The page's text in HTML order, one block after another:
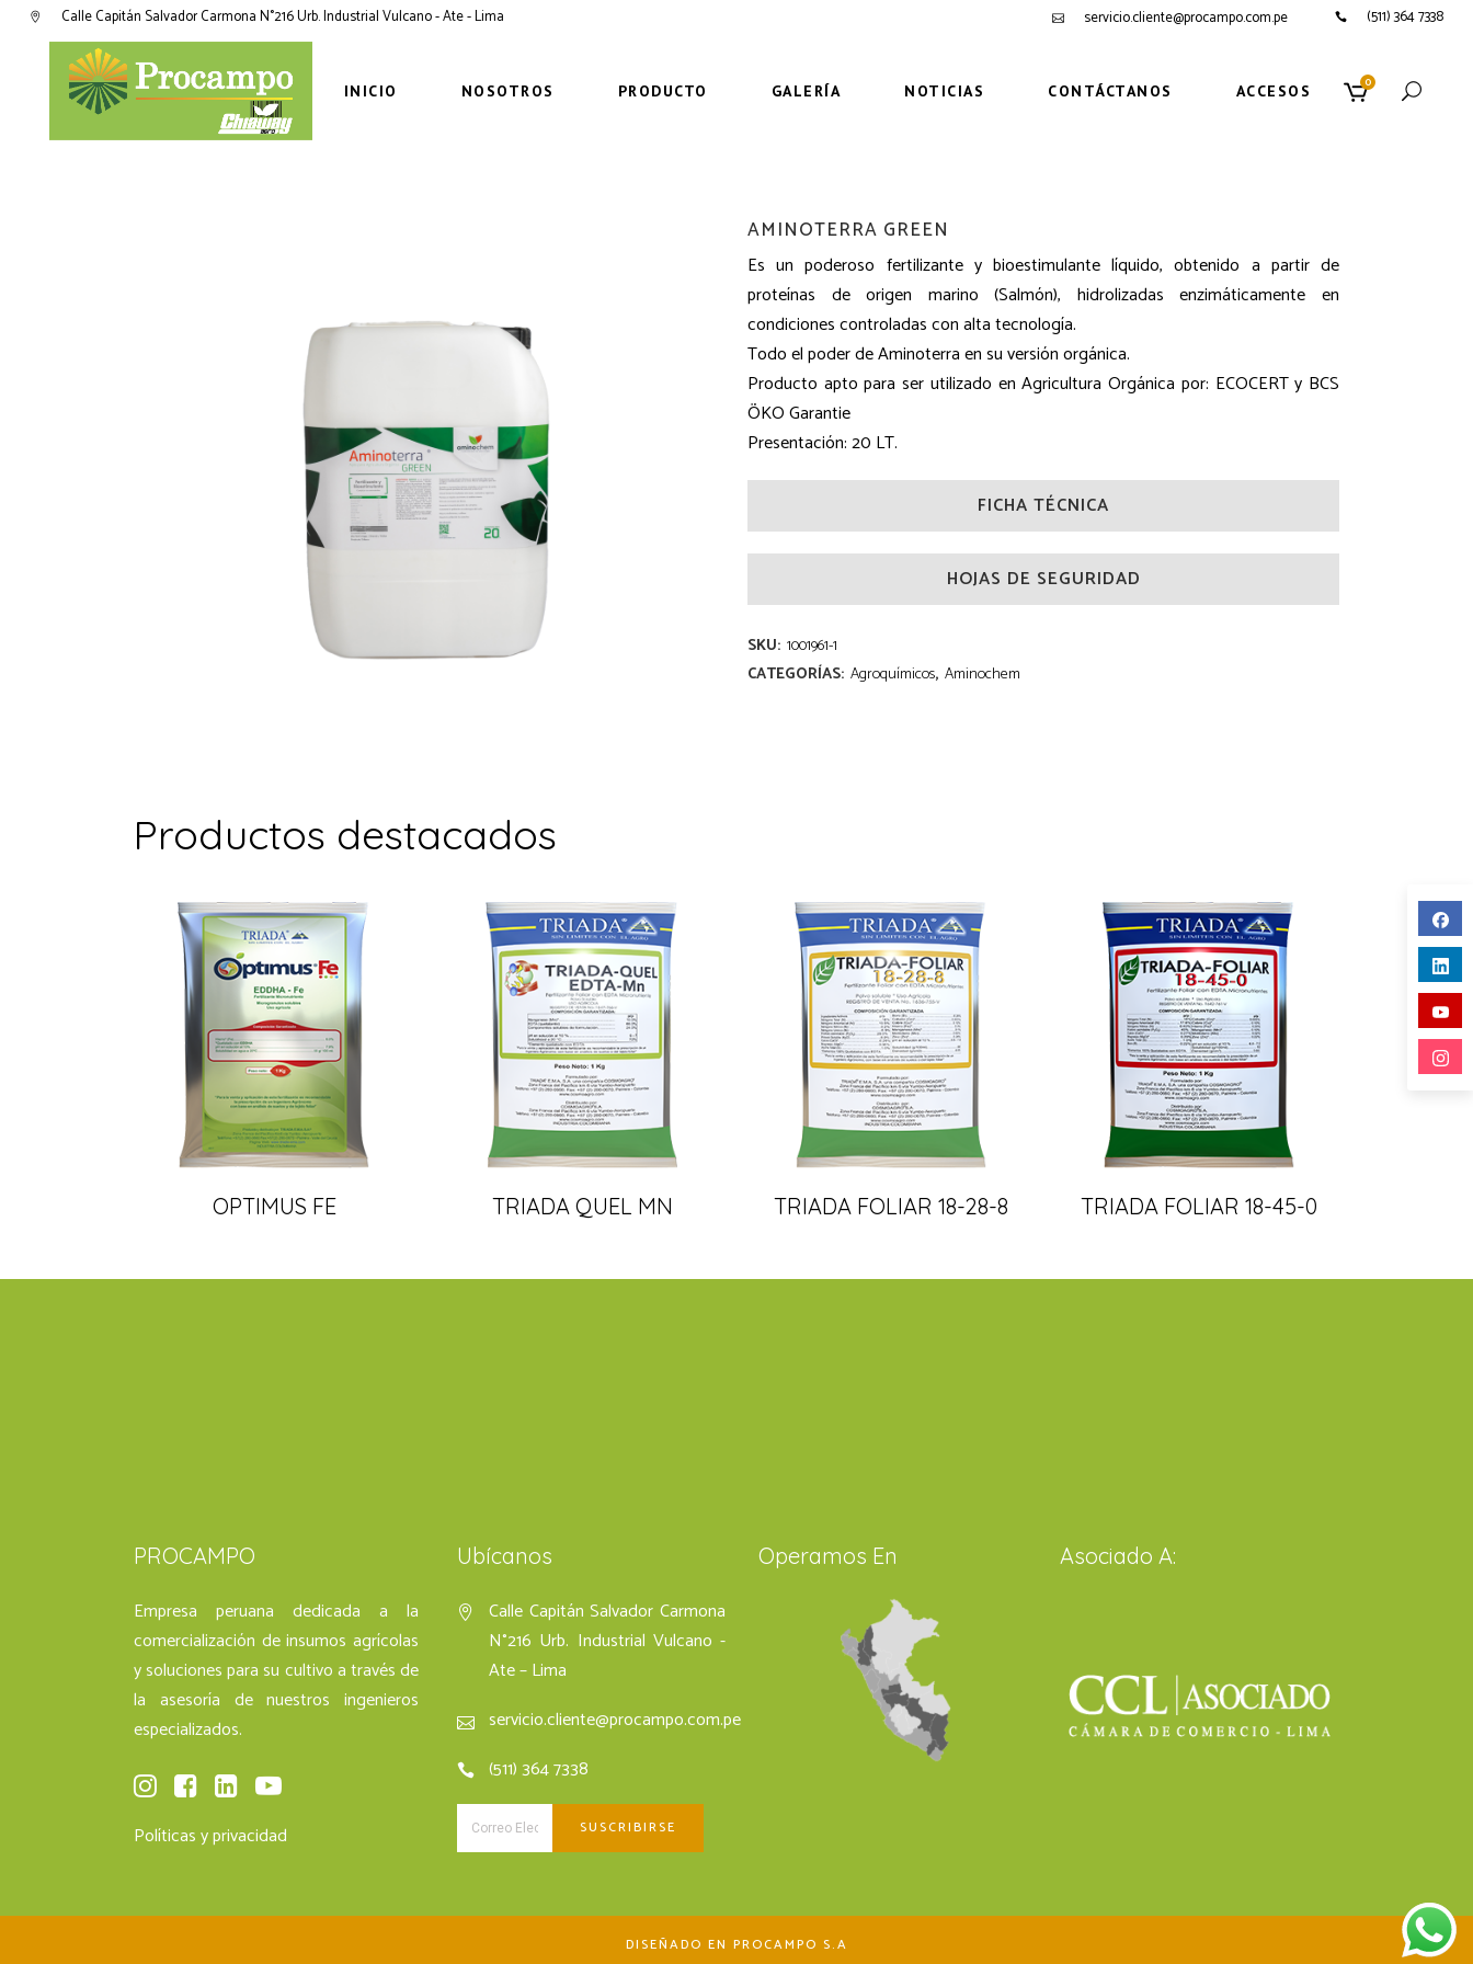
Calle Capitán Salvador Carmona N°216 Urb. Industrial Vulcano - Ate - Lima servicio.cliente@procampo.com.pe (511) 364 7338
0
INICIO NOSOTROS PRODUCTO GALERÍA NOTICIAS CONTÁCTANOS ACCESOS
AMINOTERRA GREEN
Es un poderoso fertilizante y bioestimulante líquido, obtenido a partir de
proteínas de origen marino (Salmón), hidrolizadas enzimáticamente en
condiciones controladas con alta tecnología.
Todo el poder de Aminoterra en su versión orgánica.
Producto apto para ser utilizado en Agricultura Orgánica por: ECOCERT y BCS
ÖKO Garantie
Presentación: 20 LT.
FICHA TÉCNICA
HOJAS DE SEGURIDAD
SKU: 1001961-1
CATEGORÍAS: Agroquímicos, Aminochem
Productos destacados
OPTIMUS FE TRIADA QUEL MN TRIADA FOLIAR 18-28-8 TRIADA FOLIAR 18-45-0
PROCAMPO
Empresa peruana dedicada a la
comercialización de insumos agrícolas
y soluciones para su cultivo a través de
la asesoría de nuestros ingenieros
especializados.
Políticas y privacidad
Ubícanos
Calle Capitán Salvador Carmona
N°216 Urb. Industrial Vulcano -
Ate – Lima
servicio.cliente@procampo.com.pe
(511) 364 7338
Operamos En Asociado A:
DISEÑADO EN PROCAMPO S.A